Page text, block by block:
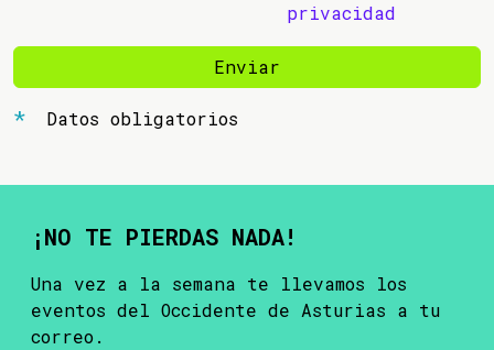
privacidad
Enviar
Datos obligatorios
¡NO TE PIERDAS NADA!
Una vez a la semana te llevamos los
eventos del Occidente de Asturias a tu
correo.